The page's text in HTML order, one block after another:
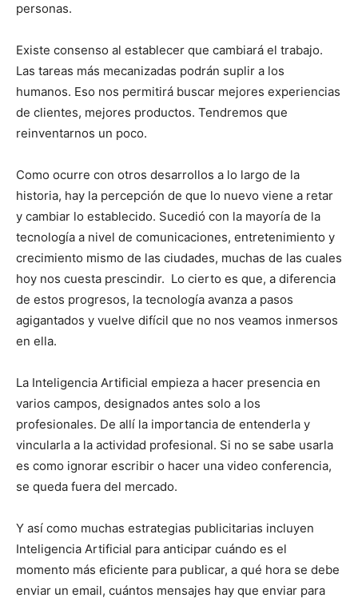
personas.
Existe consenso al establecer que cambiará el trabajo.
Las tareas más mecanizadas podrán suplir a los
humanos. Eso nos permitirá buscar mejores experiencias
de clientes, mejores productos. Tendremos que
reinventarnos un poco.
Como ocurre con otros desarrollos a lo largo de la
historia, hay la percepción de que lo nuevo viene a retar
y cambiar lo establecido. Sucedió con la mayoría de la
tecnología a nivel de comunicaciones, entretenimiento y
crecimiento mismo de las ciudades, muchas de las cuales
hoy nos cuesta prescindir. Lo cierto es que, a diferencia
de estos progresos, la tecnología avanza a pasos
agigantados y vuelve difícil que no nos veamos inmersos
en ella.
La Inteligencia Artificial empieza a hacer presencia en
varios campos, designados antes solo a los
profesionales. De allí la importancia de entenderla y
vincularla a la actividad profesional. Si no se sabe usarla
es como ignorar escribir o hacer una video conferencia,
se queda fuera del mercado.
Y así como muchas estrategias publicitarias incluyen
Inteligencia Artificial para anticipar cuándo es el
momento más eficiente para publicar, a qué hora se debe
enviar un email, cuántos mensajes hay que enviar para